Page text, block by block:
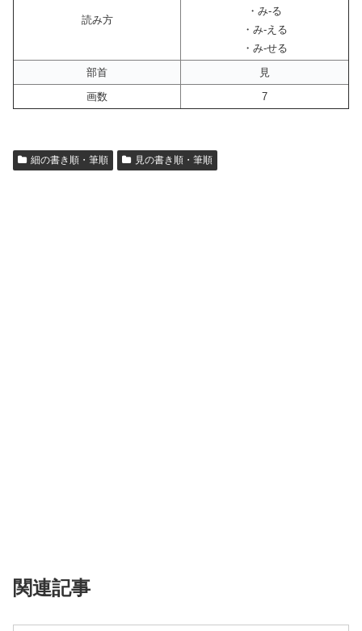
読み方
・み-る
・み-える
・み-せる
部首
見
画数
7
細の書き順・筆順 見の書き順・筆順
関連記事